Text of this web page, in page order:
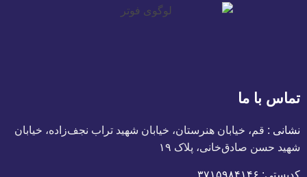
تماس با ما
نشانی : قم، خیابان هنرستان، خیابان شهید تراب نجف‌زاده، خیابان
شهید حسن صادق‌خانی، پلاک ١٩
کدپستی: